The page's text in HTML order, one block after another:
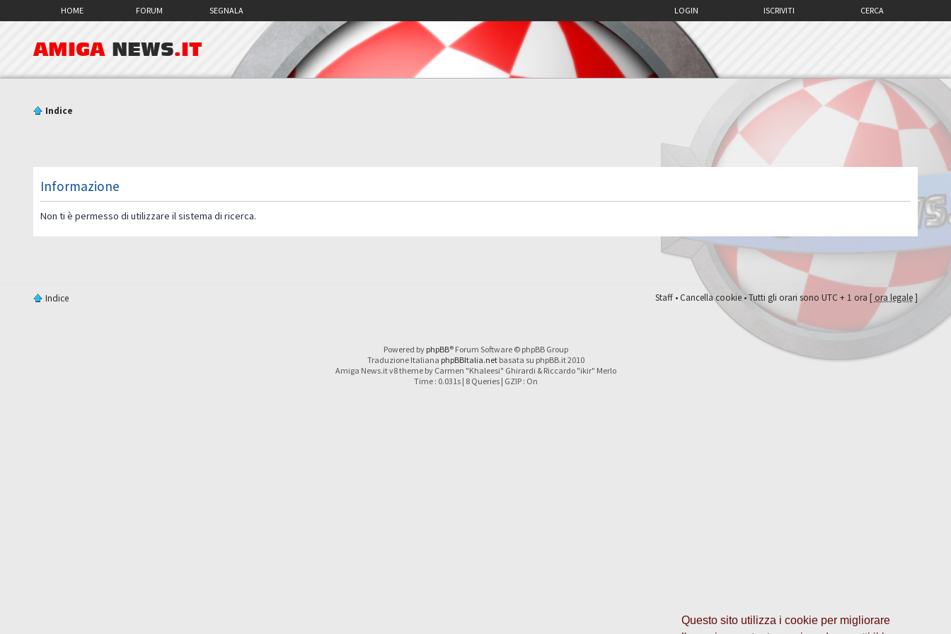
Questo sito utilizza i cookie per migliorare
HOME FORUM SEGNALA CERCA
ISCRIVITI
LOGIN
AMIGA NEWS.IT
Indice
Informazione
Non ti è permesso di utilizzare il sistema di ricerca.
Indice Staff•Cancella cookie• Tutti gli orari sono UTC + 1 ora [ ora legale]
Powered by phpBB® Forum Software © phpBB Group
Traduzione Italiana phpBBItalia.netbasata su phpBB.it 2010
Amiga News.it v8 theme by Carmen "Khaleesi" Ghirardi & Riccardo "ikir" Merlo
Time : 0.031s | 8 Queries | GZIP : On